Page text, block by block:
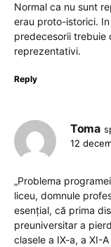
Normal ca nu sunt
erau proto-istorici.
predecesorii trebuie
reprezentativi.
Reply
Toma
12
„Problema
liceu, domnule
esențial, că prima
preuniversitar a
clasele a IX-a, a XI-